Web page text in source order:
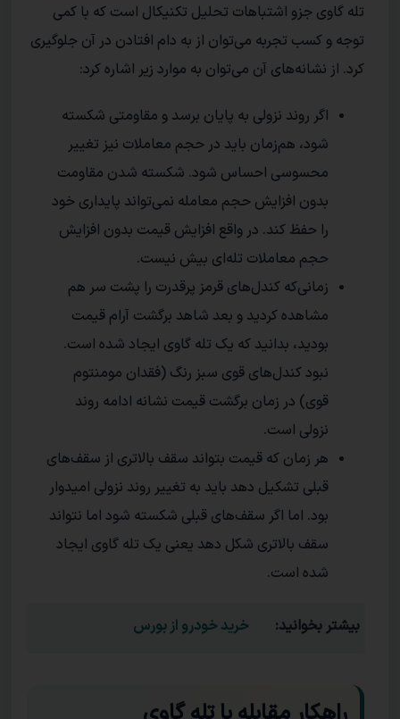
تله گاوی جزو اشتباهات تحلیل تکنیکال است که با کمی
توجه و کسب تجربه می‌توان از به دام افتادن در آن جلوگیری
کرد. از نشانه‌های آن می‌توان به موارد زیر اشاره کرد:
اگر روند نزولی به پایان برسد و مقاومتی شکسته
شود، هم‌زمان باید در حجم معاملات نیز تغییر
محسوسی احساس شود. شکسته شدن مقاومت
بدون افزایش حجم معامله نمی‌تواند پایداری خود
را حفظ کند. در واقع افزایش قیمت بدون افزایش
حجم معاملات تله‌ای بیش نیست.
زمانی‌که کندل‌های قرمز پرقدرت را پشت سر هم
مشاهده کردید و بعد شاهد برگشت آرام قیمت
بودید، بدانید که یک تله گاوی ایجاد شده است.
نبود کندل‌های قوی سبز رنگ (فقدان مومنتوم
قوی) در زمان برگشت قیمت نشانه ادامه روند
نزولی است.
هر زمان که قیمت بتواند سقف بالاتری از سقف‌های
قبلی تشکیل دهد باید به تغییر روند نزولی امیدوار
بود. اما اگر سقف‌های قبلی شکسته شود اما نتواند
سقف بالاتری شکل دهد یعنی یک تله گاوی ایجاد
شده است.
بیشتر بخوانید: خرید خودرو از بورس